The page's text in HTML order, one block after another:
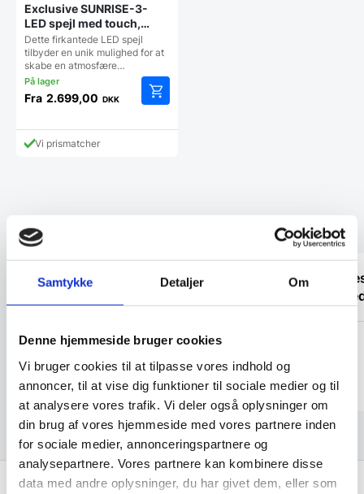
Samtykke Detaljer Om
Denne hjemmeside bruger cookies
Vi bruger cookies til at tilpasse vores indhold og
annoncer, til at vise dig funktioner til sociale medier og til
at analysere vores trafik. Vi deler også oplysninger om
din brug af vores hjemmeside med vores partnere inden
for sociale medier, annonceringspartnere og
analysepartnere. Vores partnere kan kombinere disse
data med andre oplysninger, du har givet dem, eller som
Exclusive SUNRISE-3-
LED spejl med touch,
antidug, justerbar
lysstyrke og farvetone –
flere størrelser
Dette firkantede LED spejl
tilbyder en unik mulighed for at
skabe en atmosfære…
Fra 2.699,00 DKK
vare
Vi prismatcher
Kundetilfredshed
“God kundebetjening og der blev svaret
Kaj